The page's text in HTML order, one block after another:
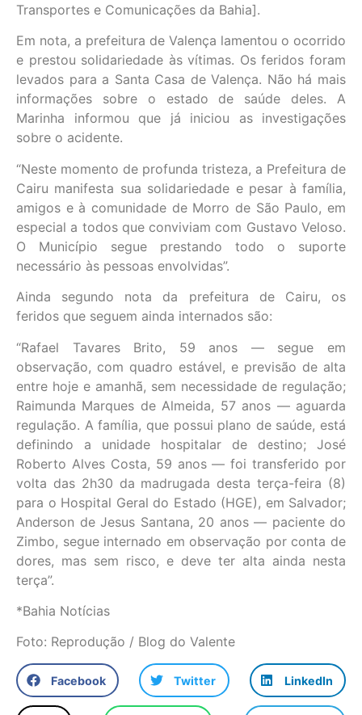
Transportes e Comunicações da Bahia].
Em nota, a prefeitura de Valença lamentou o ocorrido
e prestou solidariedade às vítimas. Os feridos foram
levados para a Santa Casa de Valença. Não há mais
informações sobre o estado de saúde deles. A
Marinha informou que já iniciou as investigações
sobre o acidente.
“Neste momento de profunda tristeza, a Prefeitura de
Cairu manifesta sua solidariedade e pesar à família,
amigos e à comunidade de Morro de São Paulo, em
especial a todos que conviviam com Gustavo Veloso.
O Município segue prestando todo o suporte
necessário às pessoas envolvidas”.
Ainda segundo nota da prefeitura de Cairu, os
feridos que seguem ainda internados são:
“Rafael Tavares Brito, 59 anos — segue em
observação, com quadro estável, e previsão de alta
entre hoje e amanhã, sem necessidade de regulação;
Raimunda Marques de Almeida, 57 anos — aguarda
regulação. A família, que possui plano de saúde, está
definindo a unidade hospitalar de destino; José
Roberto Alves Costa, 59 anos — foi transferido por
volta das 2h30 da madrugada desta terça-feira (8)
para o Hospital Geral do Estado (HGE), em Salvador;
Anderson de Jesus Santana, 20 anos — paciente do
Zimbo, segue internado em observação por conta de
dores, mas sem risco, e deve ter alta ainda nesta
terça”.
*Bahia Notícias
Foto: Reprodução / Blog do Valente
Facebook Twitter LinkedIn